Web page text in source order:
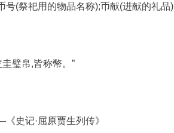
号(祭祀用的物品名称);币献(进献的礼品)
璧帛,皆称幣。”
史记·屈原贾生列传》